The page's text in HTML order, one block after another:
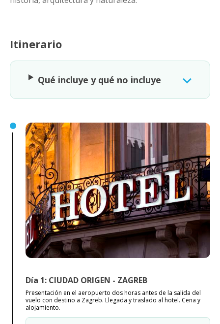
Itinerario
Qué incluye y qué no incluye
Día 1: CIUDAD ORIGEN - ZAGREB
Presentación en el aeropuerto dos horas antes de la salida del
vuelo con destino a Zagreb. Llegada y traslado al hotel. Cena y
alojamiento.